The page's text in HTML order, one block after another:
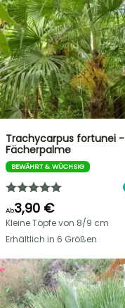
Trachycarpus fortunei -
Fächerpalme
BEWÄHRT & WÜCHSIG
Ab3,90 €
Kleine Töpfe von 8/9 cm
Erhältlich in 6 Größen